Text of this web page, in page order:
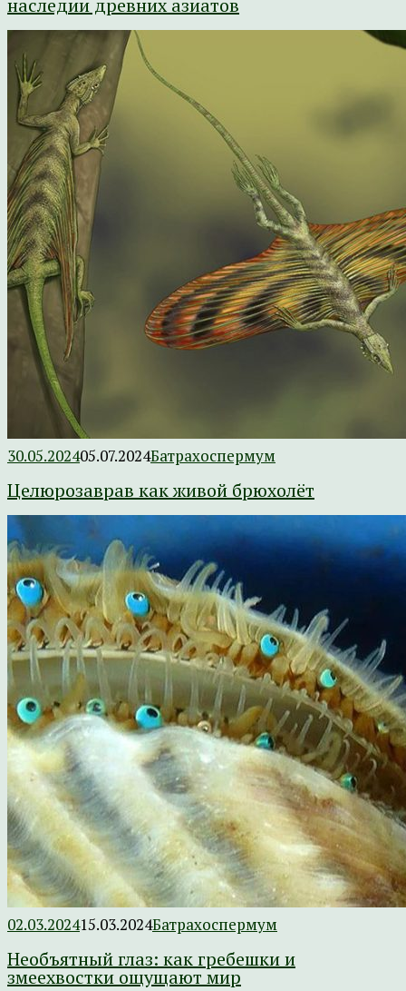
наследии древних азиатов
30.05.202405.07.2024Батрахоспермум
Целюрозаврав как живой брюхолёт
02.03.202415.03.2024Батрахоспермум
Необъятный глаз: как гребешки и
змеехвостки ощущают мир